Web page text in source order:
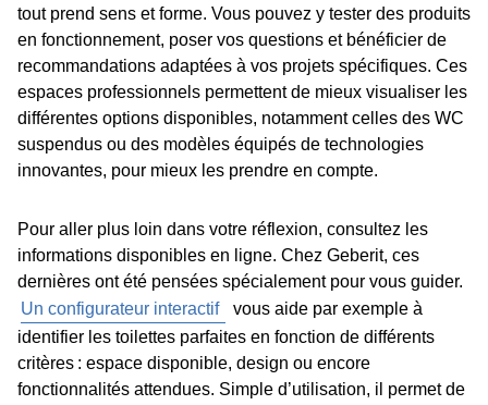
tout prend sens et forme. Vous pouvez y tester des produits
en fonctionnement, poser vos questions et bénéficier de
recommandations adaptées à vos projets spécifiques. Ces
espaces professionnels permettent de mieux visualiser les
différentes options disponibles, notamment celles des WC
suspendus ou des modèles équipés de technologies
innovantes, pour mieux les prendre en compte.
Pour aller plus loin dans votre réflexion, consultez les
informations disponibles en ligne. Chez Geberit, ces
dernières ont été pensées spécialement pour vous guider.
Un configurateur interactif
vous aide par exemple à
identifier les toilettes parfaites en fonction de différents
critères : espace disponible, design ou encore
fonctionnalités attendues. Simple d’utilisation, il permet de